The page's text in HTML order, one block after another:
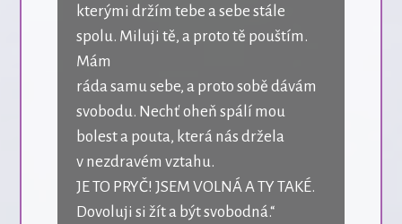
kterými držím tebe a sebe stále
spolu. Miluji tě, a proto tě pouštím.
Mám
ráda samu sebe, a proto sobě dávám
svobodu. Nechť oheň spálí mou
bolest a pouta, která nás držela
v nezdravém vztahu.
JE TO PRYČ! JSEM VOLNÁ A TY TAKÉ.
Dovoluji si žít a být svobodná.“